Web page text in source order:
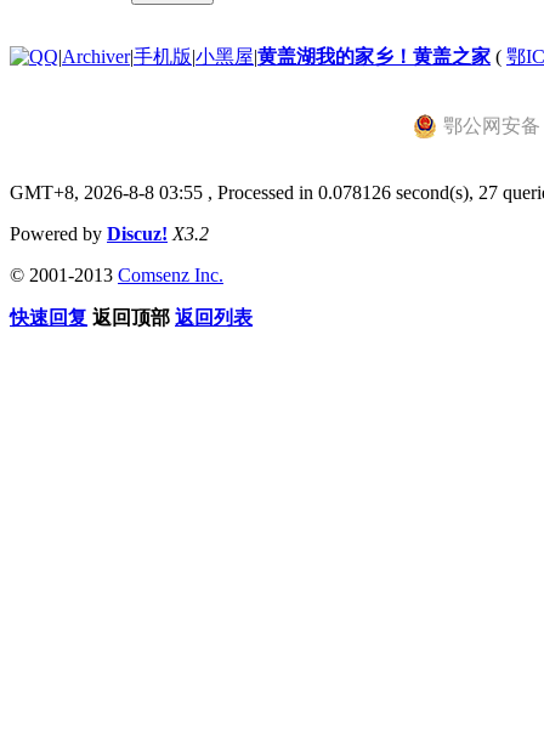
|Archiver|手机版|小黑屋|黄盖湖我的家乡！黄盖之家 ( 鄂
鄂公网安备
GMT+8, 2026-8-8 03:55 , Processed in 0.078126 second(s), 27
Powered by Discuz! X3.2
© 2001-2013 Comsenz Inc.
快速回复 返回顶部 返回列表